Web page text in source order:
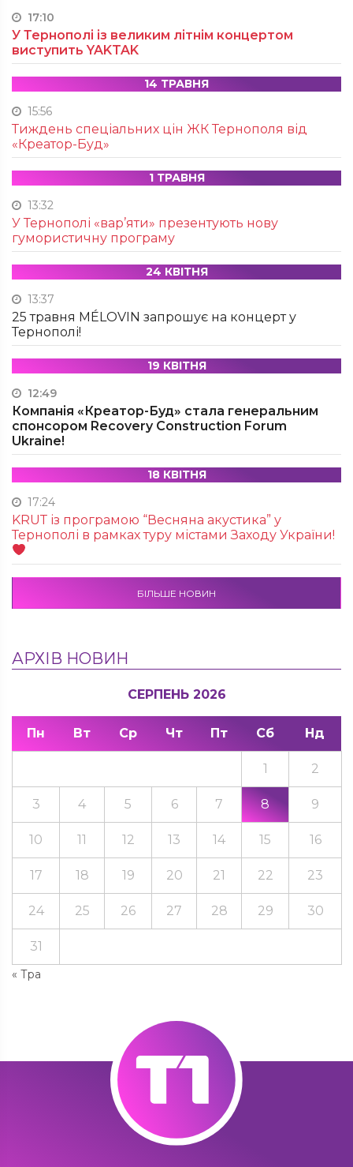
17:10
У Тернополі із великим літнім концертом
виступить YAKTAK
14 ТРАВНЯ
15:56
Тиждень спеціальних цін ЖК Тернополя від
«Креатор-Буд»
1 ТРАВНЯ
13:32
У Тернополі «вар’яти» презентують нову
гумористичну програму
24 КВІТНЯ
13:37
25 травня MÉLOVIN запрошує на концерт у
Тернополі!
19 КВІТНЯ
12:49
Компанія «Креатор-Буд» стала генеральним
спонсором Recovery Construction Forum
Ukraine!
18 КВІТНЯ
17:24
KRUТ із програмою “Весняна акустика” у
Тернополі в рамках туру містами Заходу України!
БІЛЬШЕ НОВИН
АРХІВ НОВИН
СЕРПЕНЬ 2026
Пн Вт Ср Чт Пт Сб Нд
« Тра
1 2
3 4 5 6 7 8 9
10 11 12 13 14 15 16
17 18 19 20 21 22 23
24 25 26 27 28 29 30
31